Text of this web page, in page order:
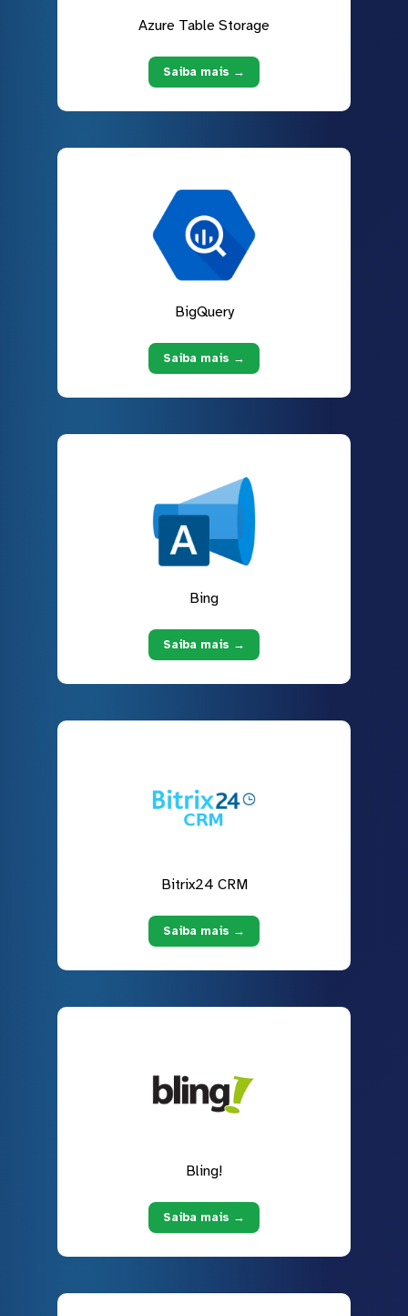
Azure Table Storage
Saiba mais →
BigQuery
Saiba mais →
Bing
Saiba mais →
Bitrix24 CRM
Saiba mais →
Bling!
Saiba mais →